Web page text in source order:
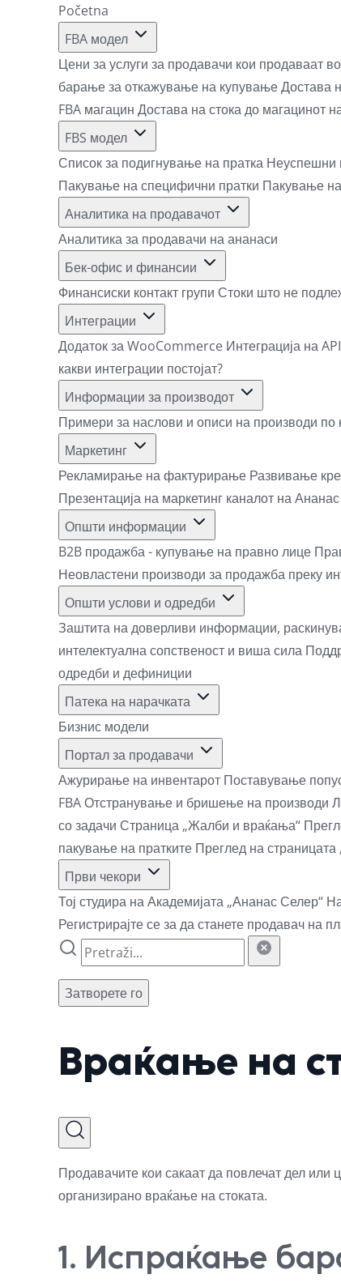
Početna
FBA модел
Цени за услуги за продавачи кои продаваат
барање за откажување на купувањеДостава
FBA магацин Достава на стока до магацинот
FBS модел
Список за подигнување на пратка Неуспешни
Пакување на специфични пратки Пакување
Аналитика на продавачот
Аналитика за продавачи на ананаси
Бек-офис и финансии
Финансиски контакт групи Стоки што не
Интеграции
Додаток за WooCommerce Интеграција на
какви интеграции постојат?
Информации за производот
Примери за наслови и описи на производи по
Маркетинг
Рекламирање на фактурирање Развивање
Презентација на маркетинг каналот на Ананас
Општи информации
B2B продажба - купување на правно лице
Неовластени производи за продажба преку
Општи услови и одредби
Заштита на доверливи информации,
интелектуална сопственост и виша сила
одредби и дефиниции
Патека на нарачката
Бизнис модели
Портал за продавачи
Ажурирање на инвентарот Поставување
FBAОтстранување и бришење на производи
со задачи Страница „Жалби и враќања“
пакување на пратките Преглед на
Први чекори
Тој студира на Академијата „Ананас Селер“
Регистрирајте се за да станете продавач на
Затворете го
Враќање на
Продавачите кои сакаат да повлечат дел
организирано враќање на стоката.
1. Испраќање